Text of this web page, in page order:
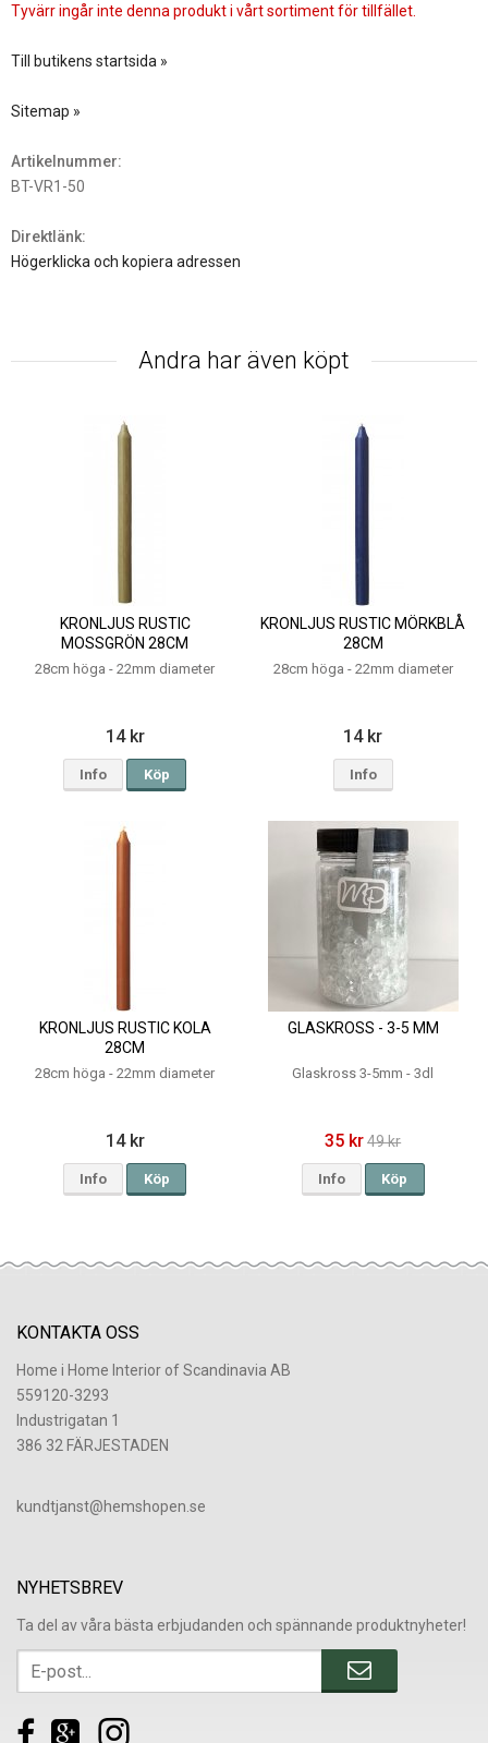
Tyvärr ingår inte denna produkt i vårt sortiment för tillfället.
Till butikens startsida »
Sitemap »
Artikelnummer:
BT-VR1-50
Direktlänk:
Högerklicka och kopiera adressen
Andra har även köpt
KRONLJUS RUSTIC
MOSSGRÖN 28CM
28cm höga - 22mm diameter
14 kr
Info Köp
KRONLJUS RUSTIC MÖRKBLÅ
28CM
28cm höga - 22mm diameter
14 kr
Info
KRONLJUS RUSTIC KOLA
28CM
28cm höga - 22mm diameter
14 kr
Info Köp
GLASKROSS - 3-5 MM
Glaskross 3-5mm - 3dl
35 kr49 kr
Info Köp
KONTAKTA OSS
Home i Home Interior of Scandinavia AB
559120-3293
Industrigatan 1
386 32 FÄRJESTADEN
​kundtjanst@hemshopen.se
NYHETSBREV
Ta del av våra bästa erbjudanden och spännande produktnyheter!